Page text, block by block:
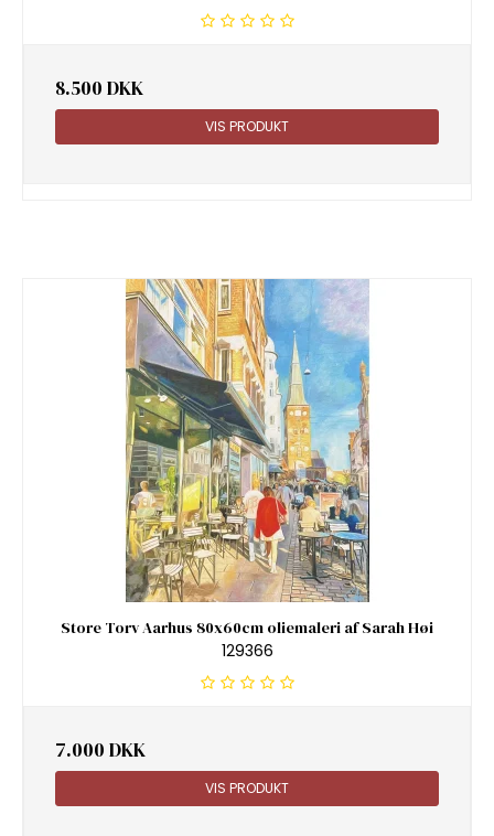
8.500 DKK
VIS PRODUKT
Store Torv Aarhus 80x60cm oliemaleri af Sarah Høi
129366
7.000 DKK
VIS PRODUKT